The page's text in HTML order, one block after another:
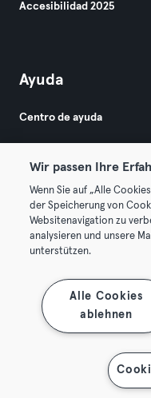
Accesibilidad 2025
Ayuda
Centro de ayuda
© 2026 Urban Sports
Términos y condiciones
Rescindir contratos
Wir passen Ihre
Wenn Sie auf „Alle
der Speicherung von
Websitenavigation zu
analysieren und unsere
unterstützen.
Alle Cookies
ablehnen